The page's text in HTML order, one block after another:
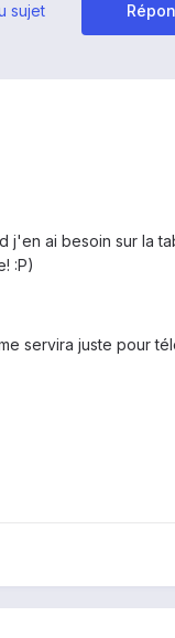
sujet
j'en ai besoin sur la
:P)
servira juste pour